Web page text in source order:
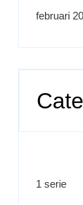
februari
1 serie